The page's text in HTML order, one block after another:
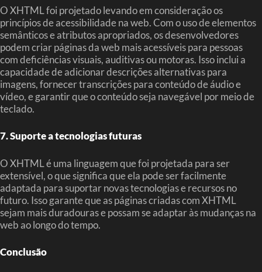
O XHTML foi projetado levando em consideração os
princípios de acessibilidade na web. Com o uso de elementos
semânticos e atributos apropriados, os desenvolvedores
podem criar páginas da web mais acessíveis para pessoas
com deficiências visuais, auditivas ou motoras. Isso inclui a
capacidade de adicionar descrições alternativas para
imagens, fornecer transcrições para conteúdo de áudio e
vídeo, e garantir que o conteúdo seja navegável por meio de
teclado.
7. Suporte a tecnologias futuras
O XHTML é uma linguagem que foi projetada para ser
extensível, o que significa que ela pode ser facilmente
adaptada para suportar novas tecnologias e recursos no
futuro. Isso garante que as páginas criadas com XHTML
sejam mais duradouras e possam se adaptar às mudanças na
web ao longo do tempo.
Conclusão